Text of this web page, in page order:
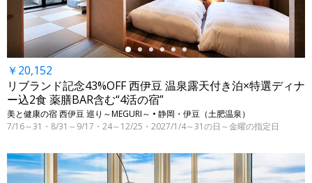
￥20,152
リブランド記念43%OFF 西伊豆 温泉露天付き泊×特選ディナ
ー込2食 薬膳BAR含む“4活の宿”
美と健康の宿 西伊豆 巡り～MEGURI～ • 静岡・伊豆（土肥温泉）
7/16～31・8/31～9/17・24～12/25・2027/1/4～31の日～金曜の指定日